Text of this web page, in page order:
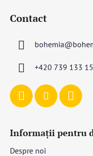
Contact
bohemia@
+420 739 133
Informații pentru
Despre noi